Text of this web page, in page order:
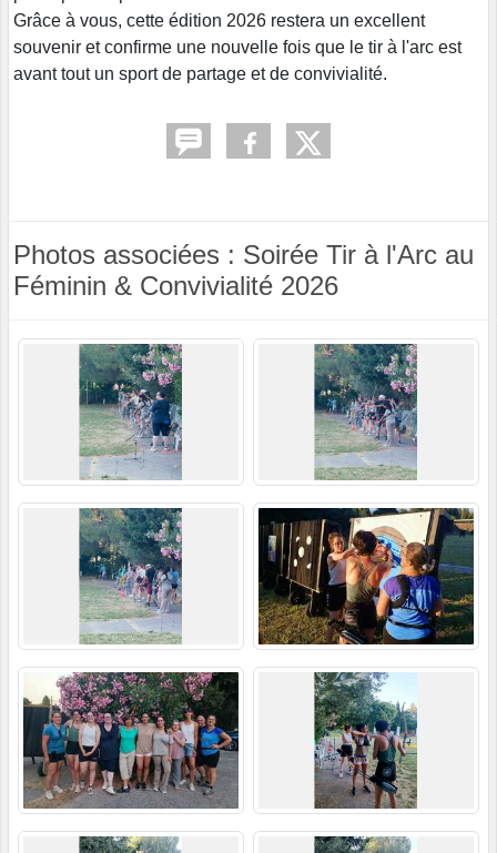
Grâce à vous, cette édition 2026 restera un excellent
souvenir et confirme une nouvelle fois que le tir à l'arc est
avant tout un sport de partage et de convivialité.
Photos associées : Soirée Tir à l'Arc au
Féminin & Convivialité 2026